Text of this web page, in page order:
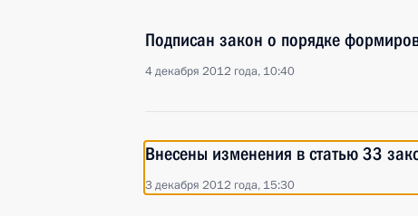
Подписан закон о порядке
4 декабря 2012 года, 10:40
Внесены изменения в статью 33
3 декабря 2012 года, 15:30